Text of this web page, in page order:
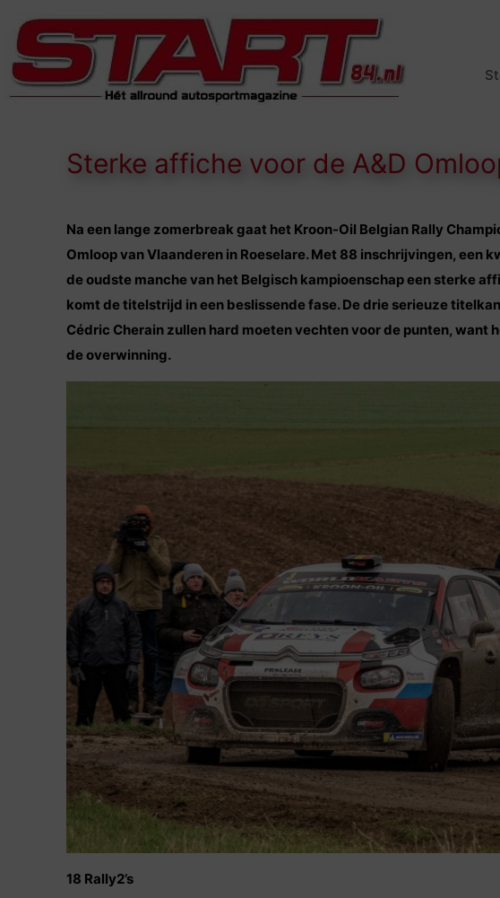
Sterke affiche voor de A&D
Na een lange zomerbreak gaat het Kroon-Oil Belgian Rally
Omloop van Vlaanderen in Roeselare. Met 88 inschrijvingen, een
de oudste manche van het Belgisch kampioenschap een sterke
komt de titelstrijd in een beslissende fase. De drie serieuze
Cédric Cherain zullen hard moeten vechten voor de punten,
de overwinning.
18 Rally2’s